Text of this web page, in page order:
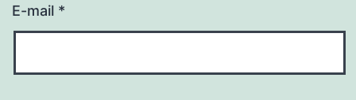
E-mail *